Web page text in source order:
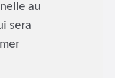
au
sera